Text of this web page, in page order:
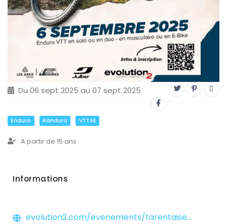
Du 06 sept 2025 au 07 sept 2025
Enduro Randuro VTTAE
A partir de 15 ans
Informations
evolution2.com/evenements/tarentaiseenduro?fbclid=IwY2xjawLLbb5leHRuA2FlbQIxMABicmlkETBDTXZ2cXZDSHFEV0ZzcDg2AR48_G4tjk-1AcndltHSLzSFitpVYPKCCwVuNvRh-A-qrUlWr8nLMpZPGzv9hw_aem_uk3LxXIXhWoArIhr-F5NMg